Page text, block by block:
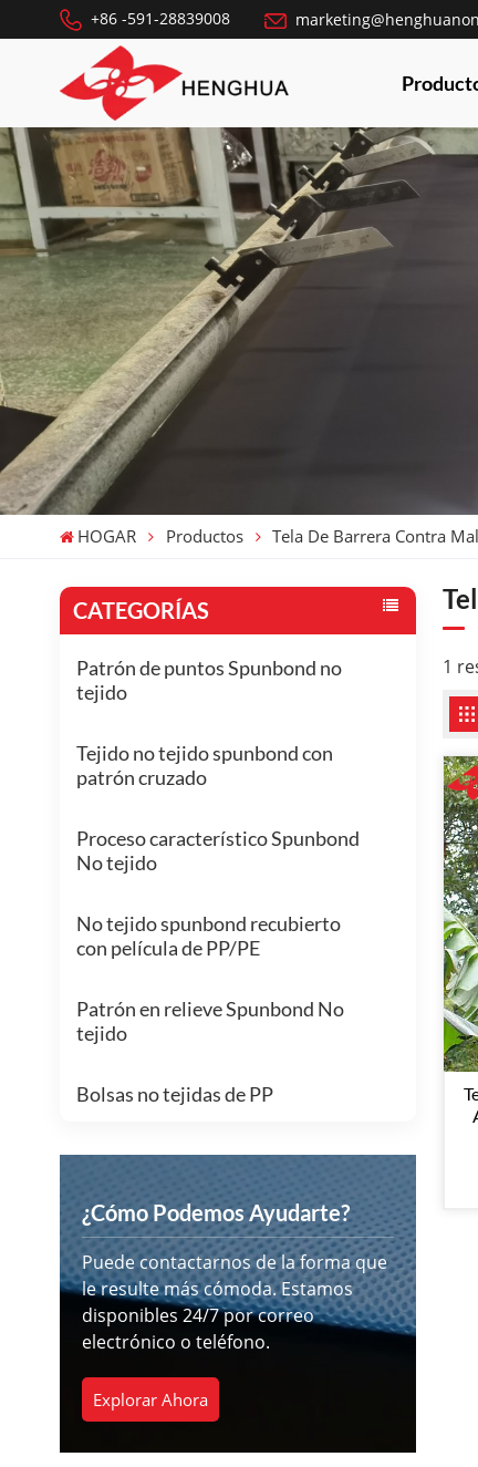
+86 -591-28839008
HOGAR Productos Tela De Barrera Contra
CATEGORÍAS
Patrón de puntos Spunbond no
tejido
Tejido no tejido spunbond con
patrón cruzado
Proceso característico Spunbond
No tejido
No tejido spunbond recubierto
con película de PP/PE
Patrón en relieve Spunbond No
tejido
Bolsas no tejidas de PP
¿Cómo Podemos Ayudarte?
Puede contactarnos de la forma que
le resulte más cómoda. Estamos
disponibles 24/7 por correo
electrónico o teléfono.
Explorar Ahora
1